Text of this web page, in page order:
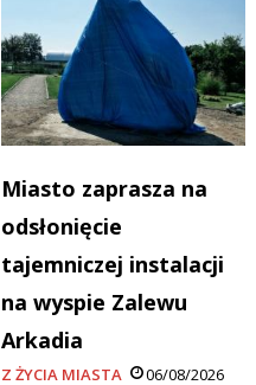
Miasto zaprasza na
odsłonięcie
tajemniczej instalacji
na wyspie Zalewu
Arkadia
Z ŻYCIA MIASTA 06/08/2026